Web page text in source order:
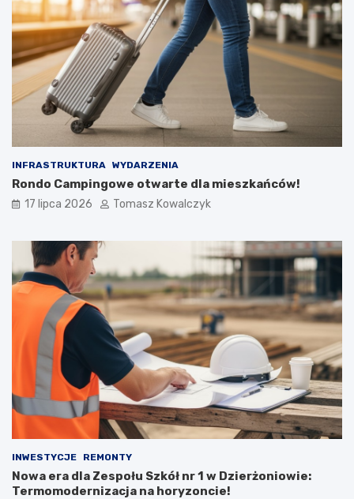
INFRASTRUKTURA WYDARZENIA
Rondo Campingowe otwarte dla mieszkańców!
17 lipca 2026 Tomasz Kowalczyk
INWESTYCJE REMONTY
Nowa era dla Zespołu Szkół nr 1 w Dzierżoniowie:
Termomodernizacja na horyzoncie!